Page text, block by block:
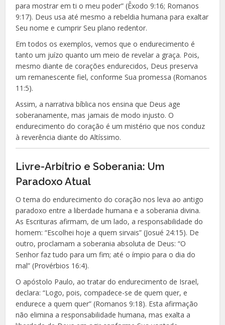
para mostrar em ti o meu poder” (Êxodo 9:16; Romanos
9:17). Deus usa até mesmo a rebeldia humana para exaltar
Seu nome e cumprir Seu plano redentor.
Em todos os exemplos, vemos que o endurecimento é
tanto um juízo quanto um meio de revelar a graça. Pois,
mesmo diante de corações endurecidos, Deus preserva
um remanescente fiel, conforme Sua promessa (Romanos
11:5).
Assim, a narrativa bíblica nos ensina que Deus age
soberanamente, mas jamais de modo injusto. O
endurecimento do coração é um mistério que nos conduz
à reverência diante do Altíssimo.
Livre-Arbítrio e Soberania: Um
Paradoxo Atual
O tema do endurecimento do coração nos leva ao antigo
paradoxo entre a liberdade humana e a soberania divina.
As Escrituras afirmam, de um lado, a responsabilidade do
homem: “Escolhei hoje a quem sirvais” (Josué 24:15). De
outro, proclamam a soberania absoluta de Deus: “O
Senhor faz tudo para um fim; até o ímpio para o dia do
mal” (Provérbios 16:4).
O apóstolo Paulo, ao tratar do endurecimento de Israel,
declara: “Logo, pois, compadece-se de quem quer, e
endurece a quem quer” (Romanos 9:18). Esta afirmação
não elimina a responsabilidade humana, mas exalta a